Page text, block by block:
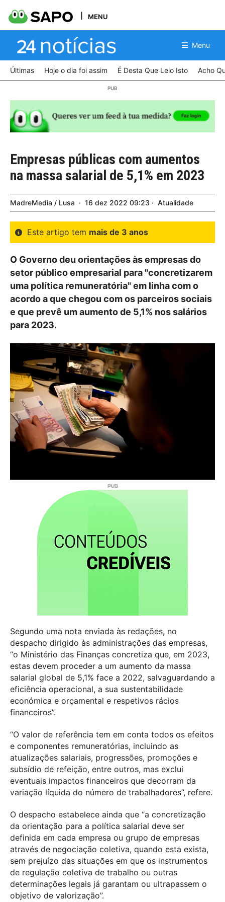
MENU
Menu
Últimas Hoje o dia foi assim É Desta Que Leio Isto Acho
Empresas públicas com aumentos
na massa salarial de 5,1% em 2023
MadreMedia / Lusa 16 dez 2022 09:23 Atualidade
Este artigo tem mais de 3 anos
O Governo deu orientações às empresas do
setor público empresarial para "concretizarem
uma política remuneratória" em linha com o
acordo a que chegou com os parceiros sociais
e que prevê um aumento de 5,1% nos salários
para 2023.
Segundo uma nota enviada às redações, no
despacho dirigido às administrações das empresas,
“o Ministério das Finanças concretiza que, em 2023,
estas devem proceder a um aumento da massa
salarial global de 5,1% face a 2022, salvaguardando a
eficiência operacional, a sua sustentabilidade
económica e orçamental e respetivos rácios
financeiros”.
“O valor de referência tem em conta todos os efeitos
e componentes remuneratórias, incluindo as
atualizações salariais, progressões, promoções e
subsídio de refeição, entre outros, mas exclui
eventuais impactos financeiros que decorram da
variação líquida do número de trabalhadores”, refere.
O despacho estabelece ainda que “a concretização
da orientação para a política salarial deve ser
definida em cada empresa ou grupo de empresas
através de negociação coletiva, quando esta exista,
sem prejuízo das situações em que os instrumentos
de regulação coletiva de trabalho ou outras
determinações legais já garantam ou ultrapassem o
objetivo de valorização”.